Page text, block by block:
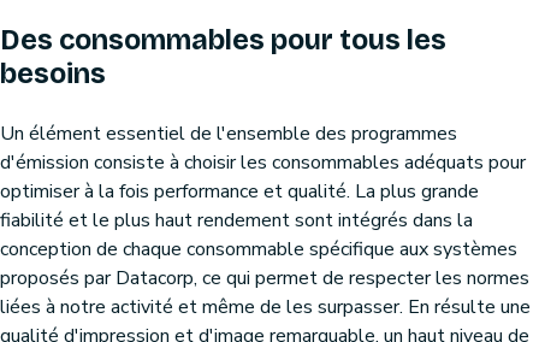
Des consommables pour tous les
besoins
Un élément essentiel de l'ensemble des programmes
d'émission consiste à choisir les consommables adéquats pour
optimiser à la fois performance et qualité. La plus grande
fiabilité et le plus haut rendement sont intégrés dans la
conception de chaque consommable spécifique aux systèmes
proposés par Datacorp, ce qui permet de respecter les normes
liées à notre activité et même de les surpasser. En résulte une
qualité d'impression et d'image remarquable, un haut niveau de